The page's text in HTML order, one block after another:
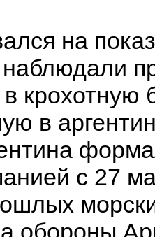
на
в крохотную
в
с 27
обороны